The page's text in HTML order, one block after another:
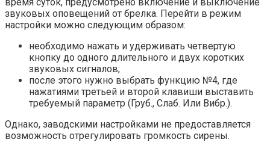
звуковых оповещений от брелка. Перейти в режим
настройки можно следующим образом:
необходимо нажать и удерживать четвертую
кнопку до одного длительного и двух коротких
звуковых сигналов;
после этого нужно выбрать функцию №4, где
нажатиями третьей и второй клавиши выставить
требуемый параметр (Груб., Слаб. Или Вибр.).
Однако, заводскими настройками не предоставляется
возможность отрегулировать громкость сирены.